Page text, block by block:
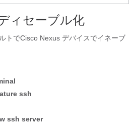
ィセーブル化
トでCisco Nexus デバイスでイネーブ
ssh
ssh server